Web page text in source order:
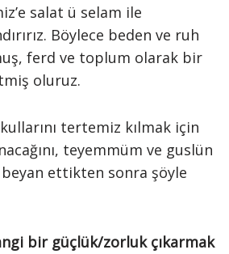
salat ü selam ile
Böylece beden ve ruh
ferd ve toplum olarak bir
oluruz.
tertemiz kılmak için
teyemmüm ve guslün
beyan ettikten sonra şöyle
bir güçlük/zorluk çıkarmak